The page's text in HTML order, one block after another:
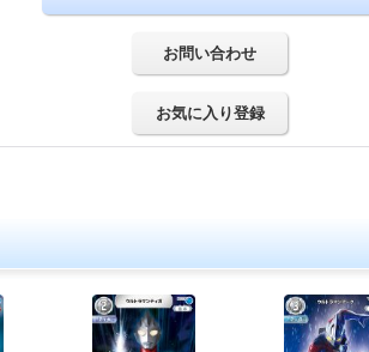
お問い合わせ
お気に入り登録